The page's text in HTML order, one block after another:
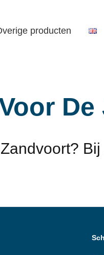
producten
De